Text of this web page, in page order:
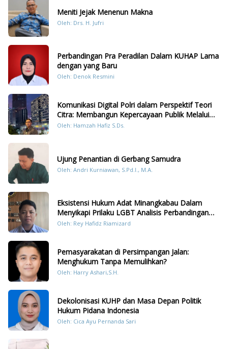
Meniti Jejak Menenun Makna
Oleh: Drs. H. Jufri
Perbandingan Pra Peradilan Dalam KUHAP Lama
dengan yang Baru
Oleh: Denok Resmini
Komunikasi Digital Polri dalam Perspektif Teori
Citra: Membangun Kepercayaan Publik Melalui
Konten Humanis Kesiapsiagaan Bencana di
Oleh: Hamzah Hafiz S.Ds.
Ujung Penantian di Gerbang Samudra
Oleh: Andri Kurniawan, S.Pd.I., M.A.
Eksistensi Hukum Adat Minangkabau Dalam
Menyikapi Prilaku LGBT Analisis Perbandingan
Dengan Hukum Pidana
Oleh: Rey Hafidz Riamizard
Pemasyarakatan di Persimpangan Jalan:
Menghukum Tanpa Memulihkan?
Oleh: Harry Ashari,S.H.
Dekolonisasi KUHP dan Masa Depan Politik
Hukum Pidana Indonesia
Oleh: Cica Ayu Pernanda Sari